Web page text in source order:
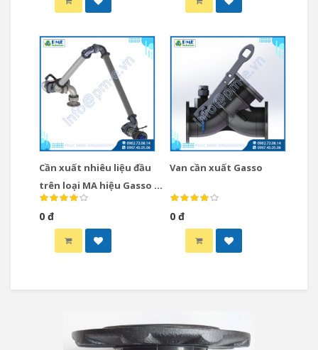
Cần xuất nhiêu liệu đầu
trên loại MA hiệu Gasso /
Cần xuất nhiêu liệu loại
Top MA type hiệu Gasso
0 đ
Van cần xuất Gasso
0 đ